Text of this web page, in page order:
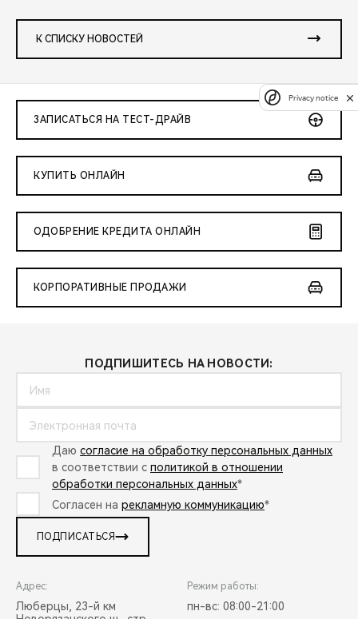
К СПИСКУ НОВОСТЕЙ
ЗАПИСАТЬСЯ НА ТЕСТ-ДРАЙВ
КУПИТЬ ОНЛАЙН
ОДОБРЕНИЕ КРЕДИТА ОНЛАЙН
КОРПОРАТИВНЫЕ ПРОДАЖИ
ПОДПИШИТЕСЬ НА НОВОСТИ:
Даю согласие на обработку персональных данных
в соответствии с политикой в отношении
обработки персональных данных*
Согласен на рекламную коммуникацию*
ПОДПИСАТЬСЯ
Адрес:
Люберцы, 23-й км
Режим работы:
пн-вс: 08:00-21:00
Privacy notice